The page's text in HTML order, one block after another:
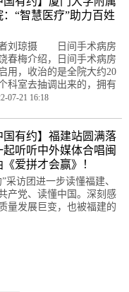
：“智慧医疗”助力百姓
刘琼摄 日间手术病房
春梅介绍，日间手术病房
用，收治的是全院大约20
科室去抽调出来的，拥有
07-21 16:18
国有约】福建站圆满落
起听听中外媒体合唱闽
爱拼才会赢》！
采访团进一步读懂福建、
产党、读懂中国。深刻感
量发展巨变，也被福建的